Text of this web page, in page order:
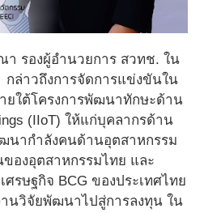
รองผู้อำนวยการ สวทช. ใน
ล่าวถึงการจัดการแข่งขันใน
ยใต้โครงการพัฒนาทักษะด้าน
(IIoT) ให้แก่บุคลากรด้าน
นากำลังคนด้านอุตสาหกรรม
องอุตสาหกรรมไทย และ
ศรษฐกิจ BCG ของประเทศไทย
นวิจัยพัฒนาไปสู่การลงทุน ใน